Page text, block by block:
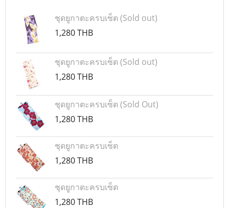
ชุดยูกาตะครบเซ็ต (Sold out)
1,280 THB
ชุดยูกาตะครบเซ็ต (Sold out)
1,280 THB
ชุดยูกาตะครบเซ็ต (Sold Out)
1,280 THB
ชุดยูกาตะครบเซ็ต
1,280 THB
ชุดยูกาตะครบเซ็ต
1,280 THB